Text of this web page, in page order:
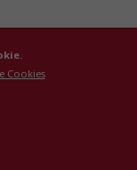
2026
Cookies